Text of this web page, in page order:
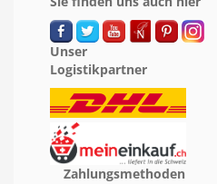
Unser
Logistikpartner
Zahlungsmethoden